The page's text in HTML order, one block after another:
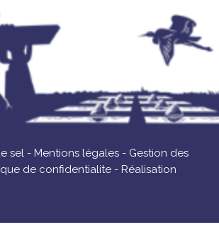
sel - Mentions légales - Gestion des
de confidentialite - Réalisation